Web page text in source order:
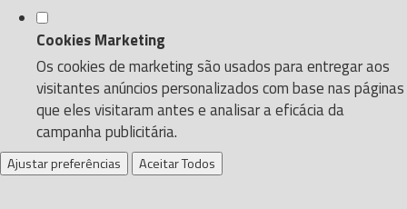
Cookies Marketing
Os cookies de marketing são usados para entregar aos
visitantes anúncios personalizados com base nas páginas
que eles visitaram antes e analisar a eficácia da
campanha publicitária.
Ajustar preferências Aceitar Todos